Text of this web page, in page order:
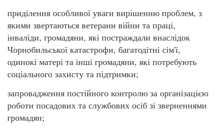
приділення особливої уваги вирішенню проблем, з
якими звертаються ветерани війни та праці,
інваліди, громадяни, які постраждали внаслідок
Чорнобильської катастрофи, багатодітні сім'ї,
одинокі матері та інші громадяни, які потребують
соціального захисту та підтримки;
запровадження постійного контролю за організацією
роботи посадових та службових осіб зі зверненнями
громадян;